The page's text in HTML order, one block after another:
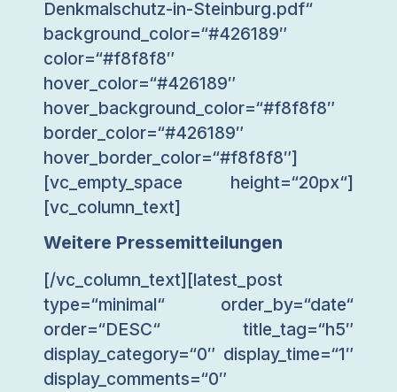
Denkmalschutz-in-Steinburg.pdf“
background_color=“#426189″
color=“#f8f8f8″
hover_color=“#426189″
hover_background_color=“#f8f8f8″
border_color=“#426189″
hover_border_color=“#f8f8f8″]
[vc_empty_space height=“20px“]
[vc_column_text]
Weitere Pressemitteilungen
[/vc_column_text][latest_post
type=“minimal“ order_by=“date“
order=“DESC“ title_tag=“h5″
display_category=“0″ display_time=“1″
display_comments=“0″